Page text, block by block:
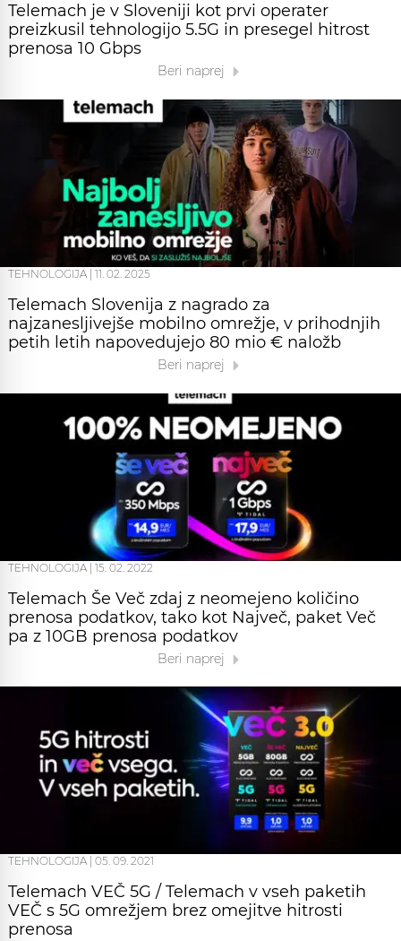
Telemach je v Sloveniji kot prvi operater
preizkusil tehnologijo 5.5G in presegel hitrost
prenosa 10 Gbps
Beri naprej
TEHNOLOGIJA 11. 02. 2025
Telemach Slovenija z nagrado za
najzanesljivejše mobilno omrežje, v prihodnjih
petih letih napovedujejo 80 mio € naložb
Beri naprej
TEHNOLOGIJA | 15. 02. 2022
Telemach Še Več zdaj z neomejeno količino
prenosa podatkov, tako kot Največ, paket Več
pa z 10GB prenosa podatkov
Beri naprej
TEHNOLOGIJA 05. 09. 2021
Telemach VEČ 5G / Telemach v vseh paketih
VEČ s 5G omrežjem brez omejitve hitrosti
prenosa